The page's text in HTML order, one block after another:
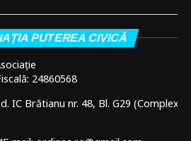
PUTEREA CIVICĂ
24860568
IC Brătianu nr. 48, Bl. G29 (Complex